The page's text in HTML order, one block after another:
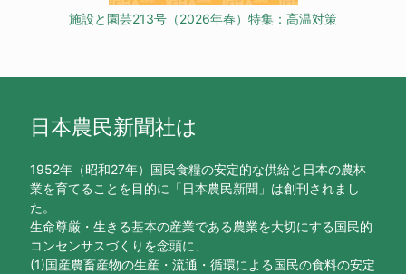
施設と園芸213号（2026年春）特集：高温対策
日本農民新聞社は
1952年（昭和27年）国民食糧の安定的な供給と日本の農林
業を育てることを目的に「日本農民新聞」は創刊されまし
た。
生命尊厳・生きる基本の産業である農業を大切にする国民的
コンセンサスづくりを念頭に、
(1)国産農畜産物の生産・流通・循環による国民の食料の安定